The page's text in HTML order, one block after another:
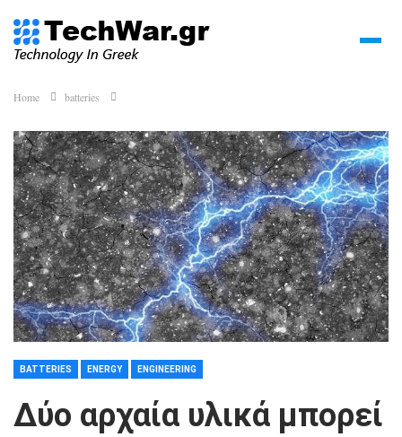
Home batteries
BATTERIES ENERGY ENGINEERING
Δύο αρχαία υλικά μπορεί